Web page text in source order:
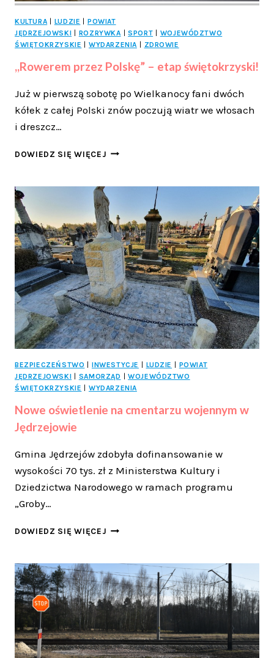
KULTURA | LUDZIE | POWIAT
JĘDRZEJOWSKI | ROZRYWKA | SPORT | WOJEWÓDZTWO
ŚWIĘTOKRZYSKIE | WYDARZENIA | ZDROWIE
,,Rowerem przez Polskę” – etap świętokrzyski!
Już w pierwszą sobotę po Wielkanocy fani dwóch
kółek z całej Polski znów poczują wiatr we włosach
i dreszcz…
DOWIEDZ SIĘ WIĘCEJ ,,ROWEREM
–
ETAP
ŚWIĘTOKRZYSKI!
BEZPIECZEŃSTWO INWESTYCJE LUDZIE
POWIAT
JĘDRZEJOWSKI
SAMORZĄD
WOJEWÓDZTWO
ŚWIĘTOKRZYSKIE
WYDARZENIA
Nowe oświetlenie na cmentarzu wojennym w
Jędrzejowie
Gmina Jędrzejów zdobyła dofinansowanie w
wysokości 70 tys. zł z Ministerstwa Kultury i
Dziedzictwa Narodowego w ramach programu
„Groby…
DOWIEDZ SIĘ WIĘCEJ NOWE
CMENTARZU
WOJENNYM
W
JĘDRZEJOWIE